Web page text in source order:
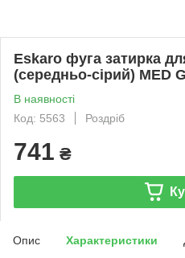
Eskaro фуга затирка
(середньо-сірий) MED
В наявності
Код: 5563
Роздріб
741 ₴
Опис Характеристики